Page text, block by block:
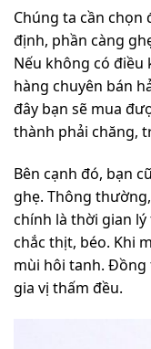
Chúng ta cần
định, phần càng
Nếu không có điều
hàng chuyên bán
đây bạn sẽ mua
thành phải chăng,
Bên cạnh đó, bạn
ghẹ. Thông
chính là thời gian
chắc thịt, béo. Khi
mùi hôi tanh. Đồng
gia vị thấm đều.